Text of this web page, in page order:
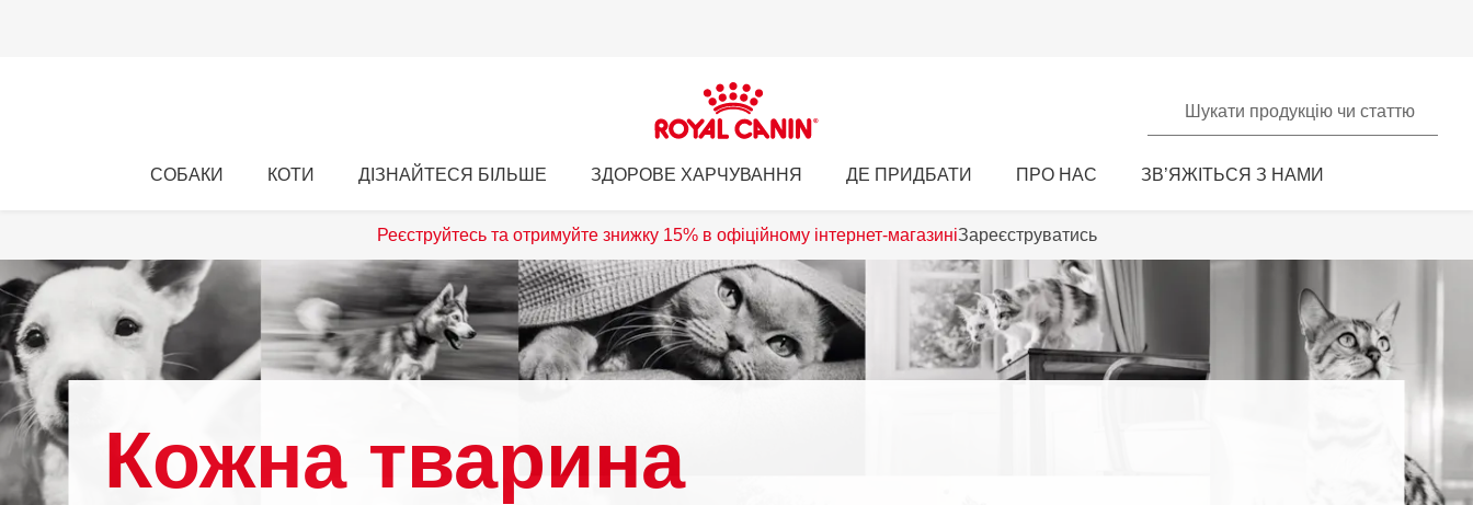
СОБАКИ КОТИ ДІЗНАЙТЕСЯ БІЛЬШЕ ЗДОРОВЕ ХАРЧУВАННЯ ДЕ ПРИДБАТИ ПРО НАС ЗВ’ЯЖІТЬСЯ З НАМИ
Шукати продукцію чи статтю
Реєструйтесь та отримуйте знижку 15% в офіційному інтернет-магазиніЗареєструватись
Кожна тварина